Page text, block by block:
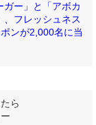
ー」と「アボカ
、フレッシュネス
ンが2,000名に当
ら